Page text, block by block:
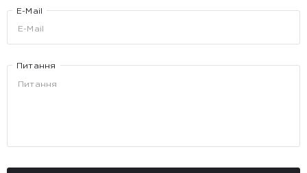
E-Mail
Питання